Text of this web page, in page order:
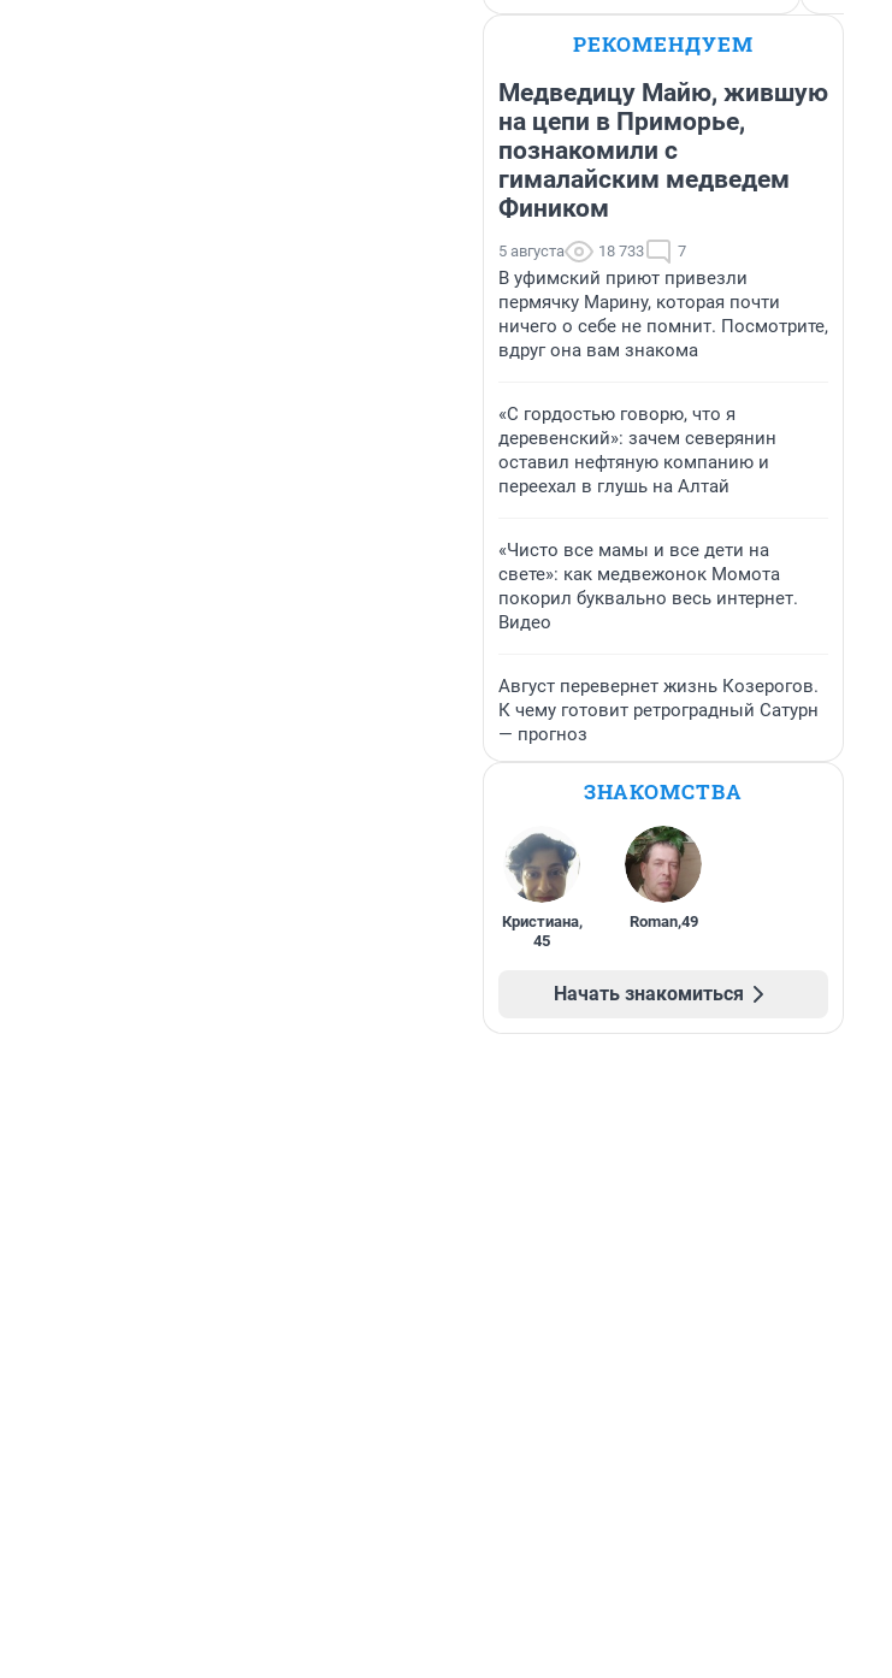
РЕКОМЕНДУЕМ
Медведицу Майю, жившую
на цепи в Приморье,
познакомили с
гималайским медведем
Фиником
5 августа 18 733 7
В уфимский приют привезли
пермячку Марину, которая почти
ничего о себе не помнит. Посмотрите,
вдруг она вам знакома
«С гордостью говорю, что я
деревенский»: зачем северянин
оставил нефтяную компанию и
переехал в глушь на Алтай
«Чисто все мамы и все дети на
свете»: как медвежонок Момота
покорил буквально весь интернет.
Видео
Август перевернет жизнь Козерогов.
К чему готовит ретроградный Сатурн
— прогноз
ЗНАКОМСТВА
Кристиана,
45
Roman,49
Начать знакомиться